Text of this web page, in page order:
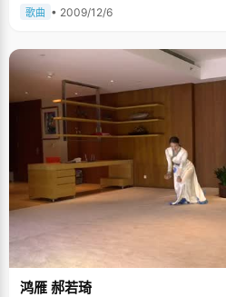
歌曲 • 2009/12/6
鸿雁 郝若琦